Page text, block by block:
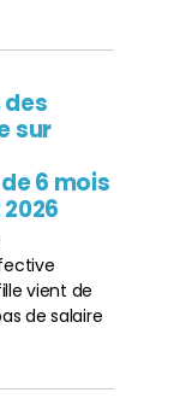
des
sur
6 mois
vient de
de salaire